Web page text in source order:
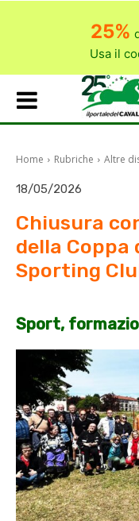
25%
Usa il
Home Rubriche Altre
18/05/2026
Chiusura
della Coppa
Sporting
Sport,